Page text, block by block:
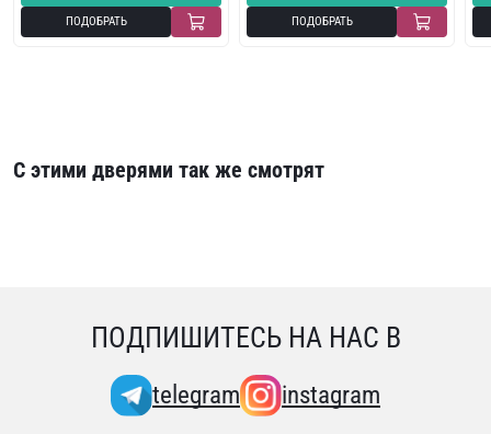
ПОДОБРАТЬ ПОДОБРАТЬ
С этими дверями так же смотрят
ПОДПИШИТЕСЬ НА НАС В
telegram instagram